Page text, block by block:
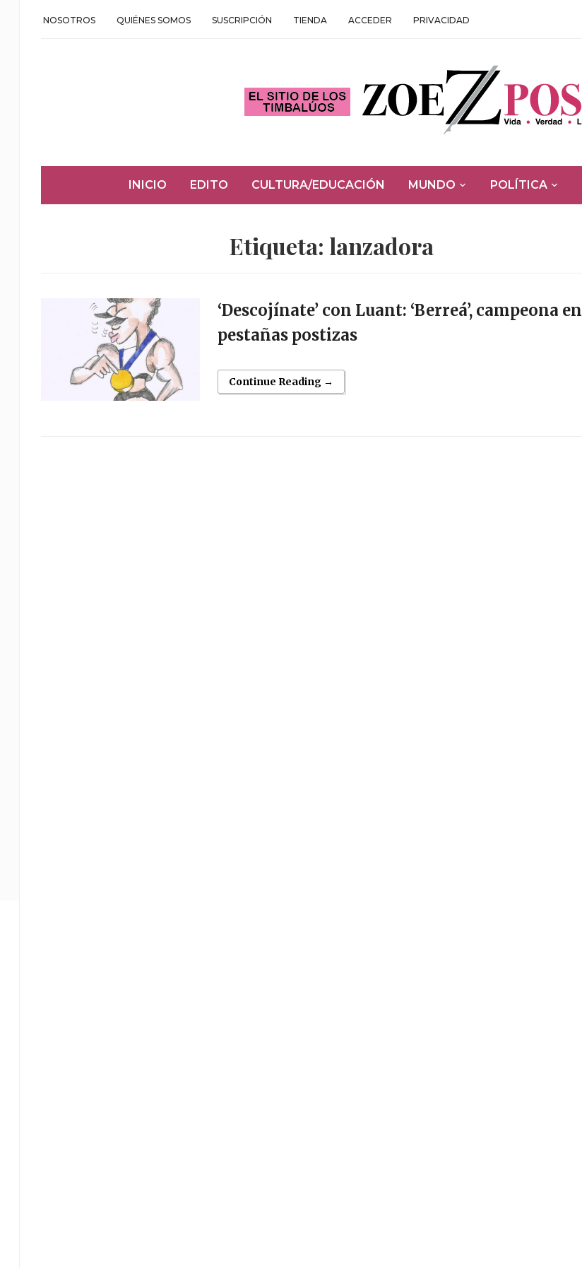
NOSOTROS QUIÉNES SOMOS SUSCRIPCIÓN TIENDA ACCEDER PRIVACIDAD
INICIO EDITO CULTURA/EDUCACIÓN MUNDO POLÍTICA
Etiqueta: lanzadora
‘Descojínate’ con Luant: ‘Berreá’, campeona en
pestañas postizas
Continue Reading →